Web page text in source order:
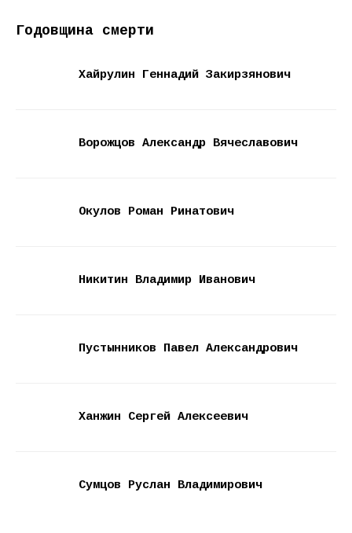
Годовщина смерти
Хайрулин Геннадий Закирзянович
Ворожцов Александр Вячеславович
Окулов Роман Ринатович
Никитин Владимир Иванович
Пустынников Павел Александрович
Ханжин Сергей Алексеевич
Сумцов Руслан Владимирович